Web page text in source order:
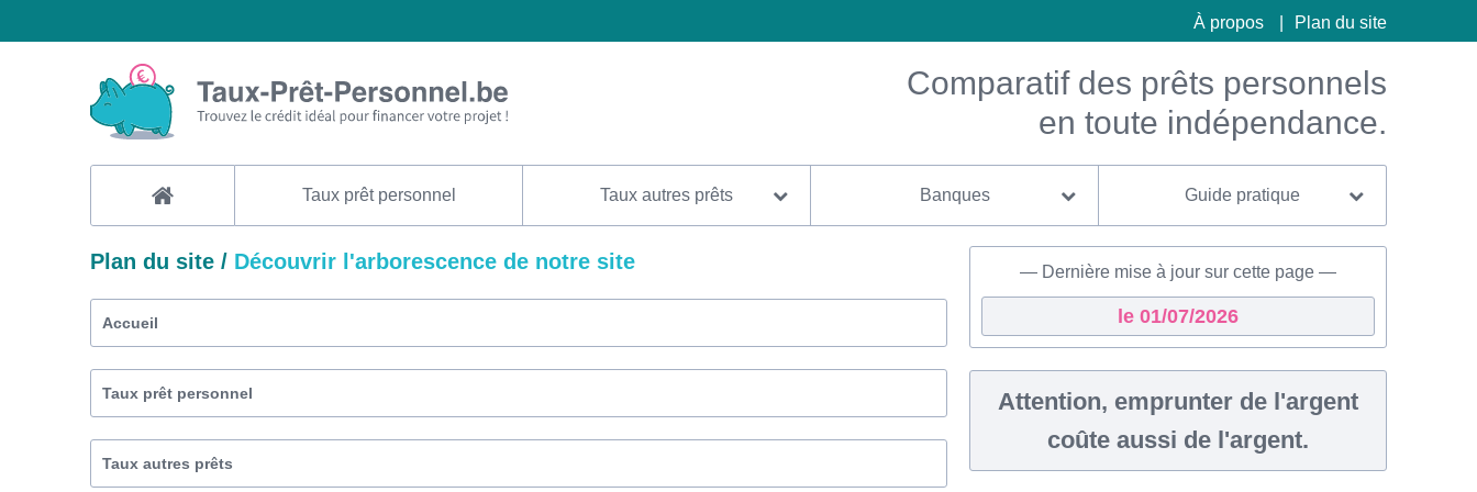
À propos Plan du site
Comparatif des prêts personnels
en toute indépendance.
Taux prêt personnel Taux autres prêts Banques Guide pratique
Plan du site / Découvrir l'arborescence de notre site
Accueil
Taux prêt personnel
Taux autres prêts
Dernière mise à jour sur cette page
le 01/07/2026
Attention, emprunter de l'argent
coûte aussi de l'argent.